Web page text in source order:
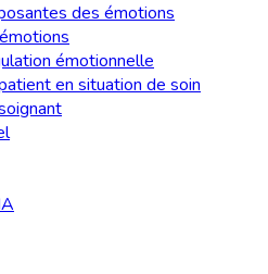
des émotions
émotionnelle
en situation de soin